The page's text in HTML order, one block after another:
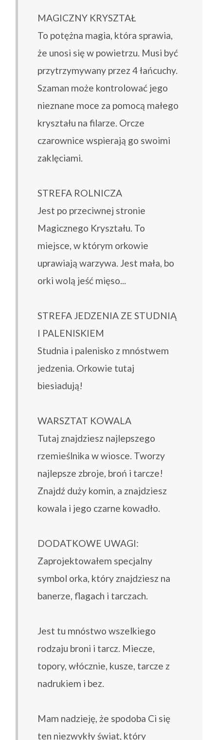
MAGICZNY KRYSZTAŁ
To potężna magia, która sprawia,
że ​​unosi się w powietrzu. Musi być
przytrzymywany przez 4 łańcuchy.
Szaman może kontrolować jego
nieznane moce za pomocą małego
kryształu na filarze. Orcze
czarownice wspierają go swoimi
zaklęciami.
STREFA ROLNICZA
Jest po przeciwnej stronie
Magicznego Kryształu. To
miejsce, w którym orkowie
uprawiają warzywa. Jest mała, bo
orki wolą jeść mięso...
STREFA JEDZENIA ZE STUDNIĄ
I PALENISKIEM
Studnia i palenisko z mnóstwem
jedzenia. Orkowie tutaj
biesiadują!
WARSZTAT KOWALA
Tutaj znajdziesz najlepszego
rzemieślnika w wiosce. Tworzy
najlepsze zbroje, broń i tarcze!
Znajdź duży komin, a znajdziesz
kowala i jego czarne kowadło.
DODATKOWE UWAGI:
Zaprojektowałem specjalny
symbol orka, który znajdziesz na
banerze, flagach i tarczach.
Jest tu mnóstwo wszelkiego
rodzaju broni i tarcz. Miecze,
topory, włócznie, kusze, tarcze z
nadrukiem i bez.
Mam nadzieję, że spodoba Ci się
ten niezwykły świat, który